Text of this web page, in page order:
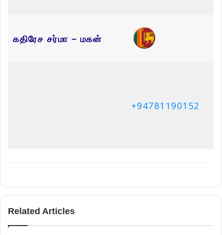
Related Articles
திருமதி சண்முகம் ராசம்மா
July 7, 2025 July 7, 2025